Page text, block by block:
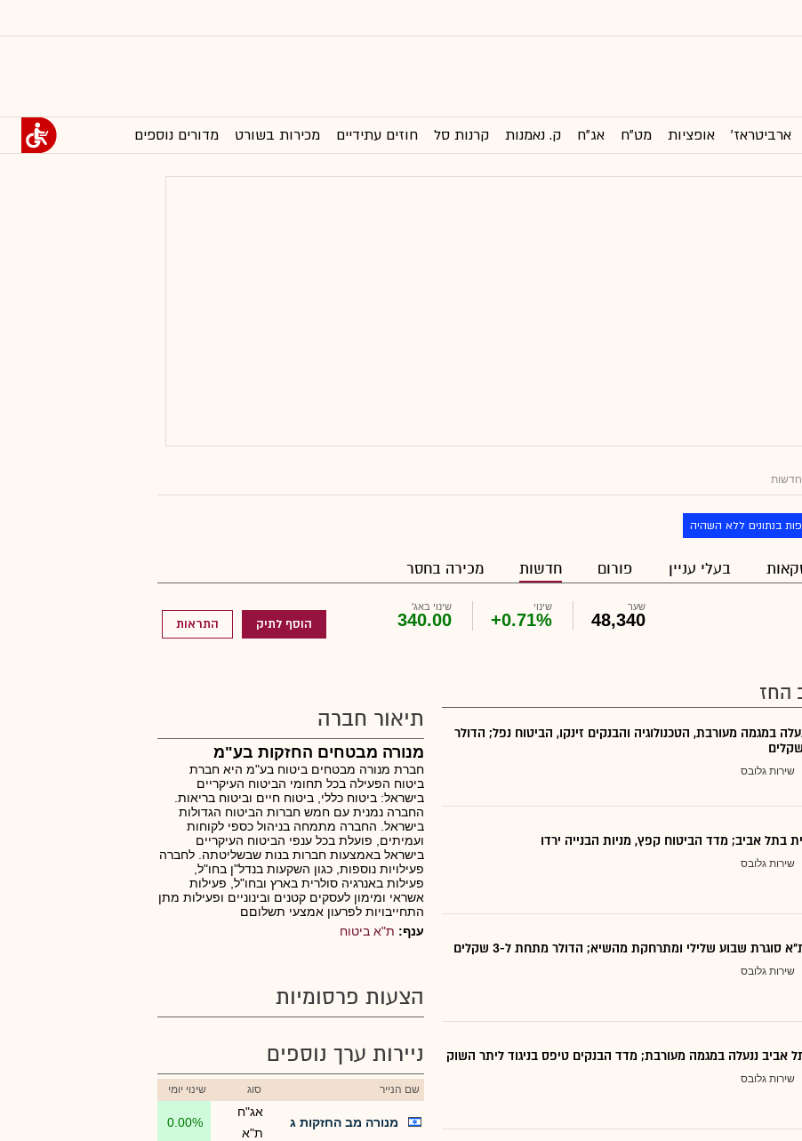
ארביטראז' אופציות מט"ח אג"ח ק. נאמנות קרנות סל חוזים עתידיים מכירות בשורט מדורים נוספים
בנתונים ללא השהיה
בעלי עניין פורום חדשות מכירה בחסר
שער
48,340
שינוי
+0.71%
שינוי באג'
340.00 הוסף לתיק התראות
החז
במגמה מעורבת, הטכנולוגיה והבנקים זינקו, הביטוח נפל; הדולר
שירות גלובס
בתל אביב; מדד הביטוח קפץ, מניות הבנייה ירדו
שירות גלובס
סוגרת שבוע שלילי ומתרחקת מהשיא; הדולר מתחת ל-3 שקלים
שירות גלובס
אביב ננעלה במגמה מעורבת; מדד הבנקים טיפס בניגוד ליתר השוק
שירות גלובס
תיאור חברה
מנורה מבטחים החזקות בע"מ
חברת מנורה מבטחים ביטוח בע"מ היא חברת
ביטוח הפעילה בכל תחומי הביטוח העיקריים
בישראל: ביטוח כללי, ביטוח חיים וביטוח בריאות.
החברה נמנית עם חמש חברות הביטוח הגדולות
בישראל. החברה מתמחה בניהול כספי לקוחות
ועמיתים, פועלת בכל ענפי הביטוח העיקריים
בישראל באמצעות חברות בנות שבשליטתה. לחברה
פעילויות נוספות, כגון השקעות בנדל"ן בחו"ל,
פעילות באנרגיה סולרית בארץ ובחו"ל, פעילות
אשראי ומימון לעסקים קטנים ובינוניים ופעילות מתן
התחייבויות לפרעון אמצעי תשלוםם
ענף: ת"א ביטוח
הצעות פרסומיות
ניירות ערך נוספים
שם הנייר סוג שינוי יומי
מנורה מב החזקות ג
אג"ח
ת"א
0.00%